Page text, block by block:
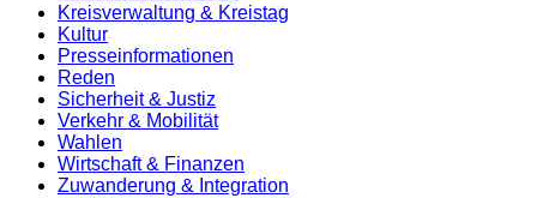
Kreisverwaltung & Kreistag
Kultur
Presse­informationen
Reden
Sicherheit & Justiz
Verkehr & Mobilität
Wahlen
Wirtschaft & Finanzen
Zuwanderung & Integration